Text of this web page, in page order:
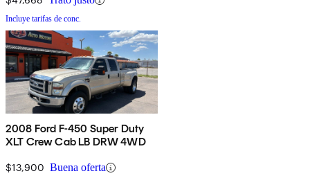
Incluye tarifas de conc.
2008 Ford F-450 Super Duty
XLT Crew Cab LB DRW 4WD
$13,900 Buena oferta